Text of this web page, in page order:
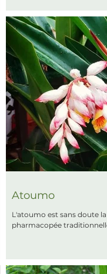
Atoumo
L'atoumo est sans doute
pharmacopée